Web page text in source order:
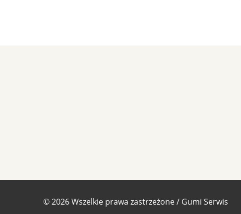
©2026Wszelkie prawa zastrzeżone / Gumi Serwis